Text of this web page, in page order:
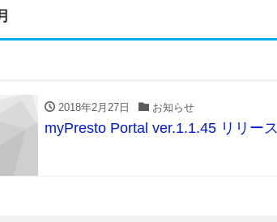
2018年2月27日 お知らせ
myPresto Portal ver.1.1.45 リリース